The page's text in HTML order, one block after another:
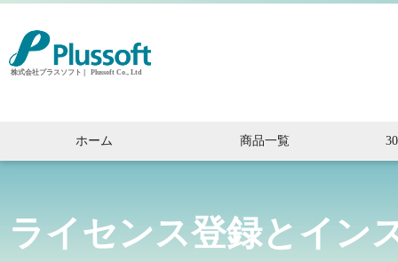
株
式
プ
ソ
ホーム 商品一覧
ライセンス登録とイン